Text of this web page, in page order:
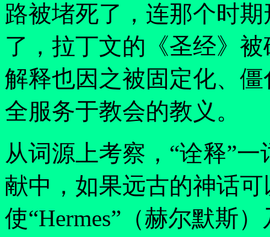
路被堵死了，连那个时
了，拉丁文的《圣经》
解释也因之被固定化、
全服务于教会的教义。
从词源上考察， “诠释”一
献中，如果远古的神话
使“Hermes” （赫尔默斯